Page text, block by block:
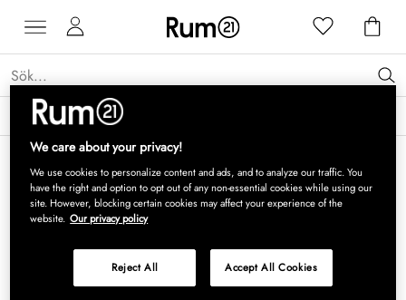
Få 15 % rabatt på Grythyttan Stålmöbler* →
We care about your privacy!
We use cookies to personalize content and ads, and to analyze our traffic. You
have the right and option to opt out of any non-essential cookies while using our
site. However, blocking certain cookies may affect your experience of the
website. Our privacy policy
Reject All Accept All Cookies